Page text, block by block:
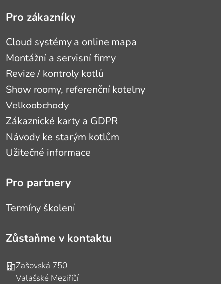
Pro zákazníky
Cloud systémy a online mapa
Montážní a servisní firmy
Revize / kontroly kotlů
Show roomy, referenční kotelny
Velkoobchody
Zákaznické karty a GDPR
Návody ke starým kotlům
Užitečné informace
Pro partnery
Termíny školení
Zůstaňme v kontaktu
Adresa
Zašovská 750
Valašské Meziříčí